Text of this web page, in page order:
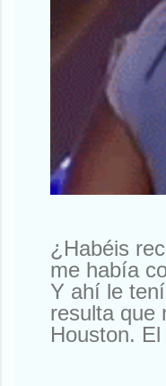
¿Habéis
me había
Y ahí le
resulta que
Houston.